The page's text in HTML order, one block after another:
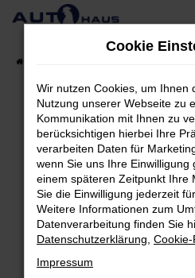
Zum
Fehler: Network
Beim Laden ist ein Fehler
Hier sind ein paar Tipps,
Überprüfe deine
Internetverbindung.
Laden andere Webseiten,
Suchmaschine?
Cookie
Wir nutzen Cookies, um Ihnen
Nutzung unserer Webseite zu
Kommunikation mit Ihnen zu
berücksichtigen hierbei Ihre
verarbeiten Daten für
wenn Sie uns Ihre Einwilligung
einem späteren Zeitpunkt Ihre
Sie die Einwilligung jederzeit
Weitere Informationen zum
Datenverarbeitung finden Sie
Datenschutzerklärung
Impressum